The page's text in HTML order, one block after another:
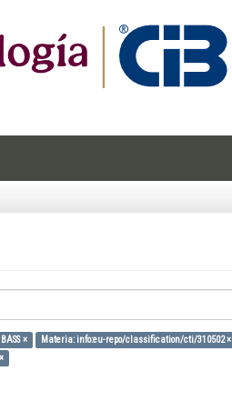
× Materia: info:eu-repo/classification/cti/310502 ×